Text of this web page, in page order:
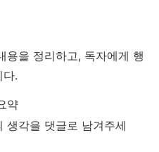
용을 정리하고, 독자에게 행
다.
약
생각을 댓글로 남겨주세